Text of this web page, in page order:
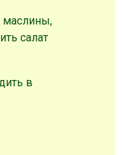
маслины,
салат
в